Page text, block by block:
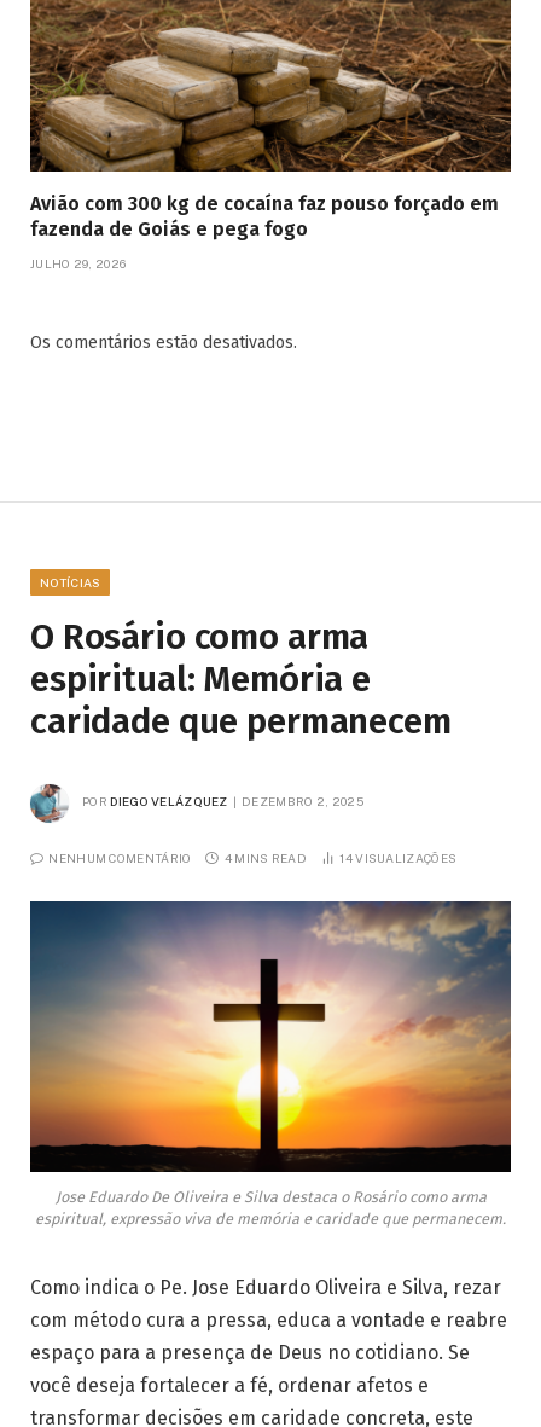
Avião com 300 kg de cocaína faz pouso forçado em
fazenda de Goiás e pega fogo
JULHO 29, 2026
Os comentários estão desativados.
NOTÍCIAS
O Rosário como arma
espiritual: Memória e
caridade que permanecem
POR DIEGO VELÁZQUEZ DEZEMBRO 2, 2025
NENHUM COMENTÁRIO 4 MINS READ 14VISUALIZAÇÕES
Jose Eduardo De Oliveira e Silva destaca o Rosário como arma
espiritual, expressão viva de memória e caridade que permanecem.
Como indica o Pe. Jose Eduardo Oliveira e Silva, rezar
com método cura a pressa, educa a vontade e reabre
espaço para a presença de Deus no cotidiano. Se
você deseja fortalecer a fé, ordenar afetos e
transformar decisões em caridade concreta, este